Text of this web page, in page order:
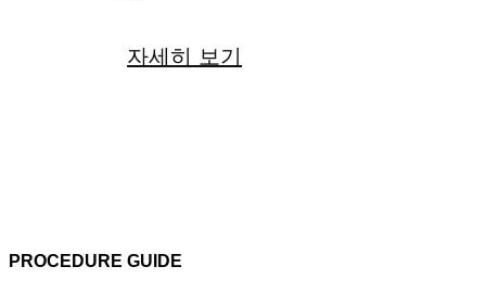
자세히 보기
PROCEDURE GUIDE